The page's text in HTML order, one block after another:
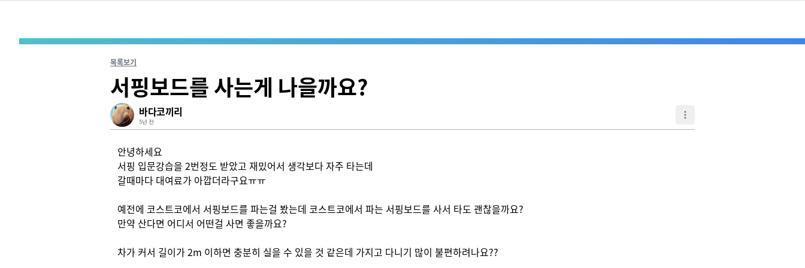
목록보기
서핑보드를 사는게 나을까요?
바다코끼리
5년 전
안녕하세요
서핑 입문강습을 2번정도 받았고 재밌어서 생각보다 자주 타는데
갈때마다 대여료가 아깝더라구요ㅠㅠ
예전에 코스트코에서 서핑보드를 파는걸 봤는데 코스트코에서 파는 서핑보드를 사서 타도 괜찮을까요?
만약 산다면 어디서 어떤걸 사면 좋을까요?
차가 커서 길이가 2m 이하면 충분히 실을 수 있을 것 같은데 가지고 다니기 많이 불편하려나요??